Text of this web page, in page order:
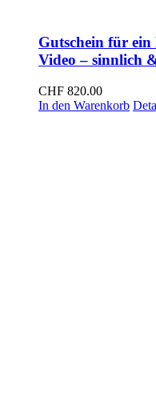
Gutschein für
Video – sinnlich
CHF 820.00
In den Warenkorb